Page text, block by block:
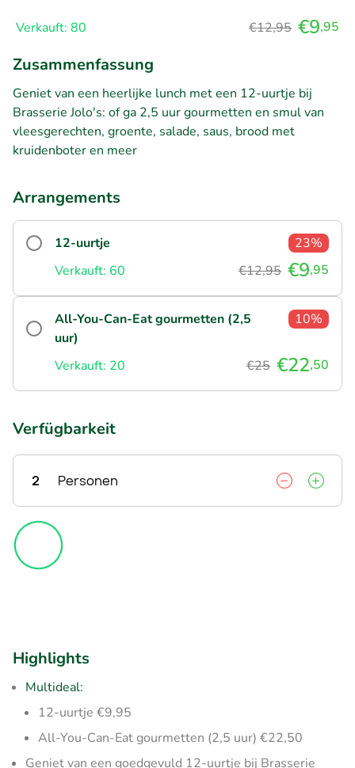
Verkauft: 80 €12,95 €9,95
Zusammenfassung
Geniet van een heerlijke lunch met een 12-uurtje bij
Brasserie Jolo's: of ga 2,5 uur gourmetten en smul van
vleesgerechten, groente, salade, saus, brood met
kruidenboter en meer
Arrangements
12-uurtje
23%
Verkauft: 60
€12,95 €9,95
All-You-Can-Eat gourmetten (2,5
uur)
10%
Verkauft: 20 €25 €22,50
Verfügbarkeit
2 Personen
Highlights
Multideal:
12-uurtje €9,95
All-You-Can-Eat gourmetten (2,5 uur) €22,50
Geniet van een goedgevuld 12-uurtje bij Brasserie